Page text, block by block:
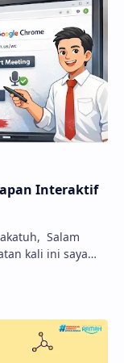
Interaktif
Salam
kali ini saya